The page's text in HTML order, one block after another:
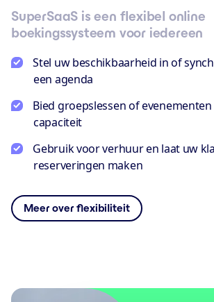
SuperSaaS is een flexibel online
boekingssysteem voor iedereen
Stel uw beschikbaarheid in of
een agenda
Bied groepslessen of
capaciteit
Gebruik voor verhuur en laat uw
reserveringen maken
Meer over flexibiliteit